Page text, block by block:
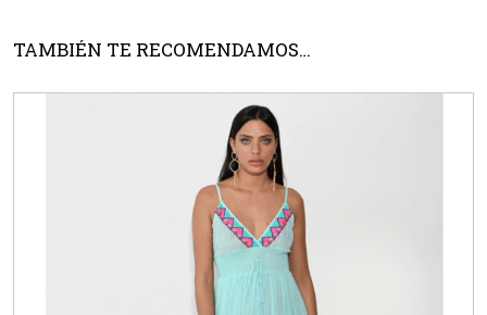
TAMBIÉN TE RECOMENDAMOS…